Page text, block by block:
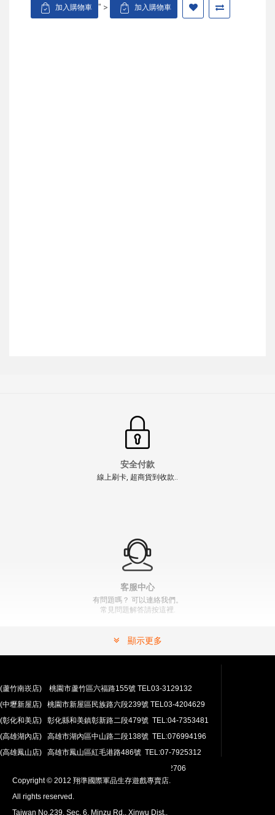
加入購物車 " > 加入購物車
加入購物車
安全付款
線上刷卡, 超商貨到收款..
客服中心
有問題嗎？ 可以連絡我們。
常見問題解答請按這裡.
安心購買
100％付款保護。 簡單
退貨政策
顯示更多
(蘆竹南崁店) 桃園市蘆竹區六福路155號 TEL03-3129132
(中壢新屋店) 桃園市新屋區民族路六段239號 TEL03-4204629
(彰化和美店) 彰化縣和美鎮彰新路二段479號 TEL:04-7353481
(高雄湖內店) 高雄市湖內區中山路二段138號 TEL:076994196
(高雄鳳山店) 高雄市鳳山區紅毛港路486號 TEL:07-7925312
翔準網路部門:TEL 03-4202763 03-4202706
Copyright © 2012 翔準國際軍品生存遊戲專賣店.
All rights reserved.
Taiwan No.239, Sec. 6, Minzu Rd., Xinwu Dist.,